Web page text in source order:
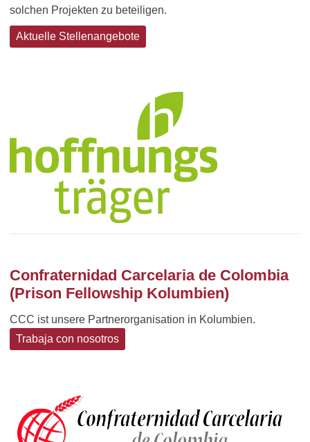
solchen Projekten zu beteiligen.
Aktuelle Stellenangebote
Confraternidad Carcelaria de Colombia
(Prison Fellowship Kolumbien)
CCC ist unsere Partnerorganisation in Kolumbien.
Trabaja con nosotros